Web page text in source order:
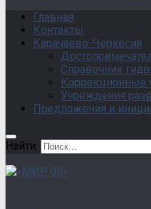
Главная
Контакты
Карачаево-Черкесия
Справочник
Коррекционные
Учреждения
Предложения и
Найти: